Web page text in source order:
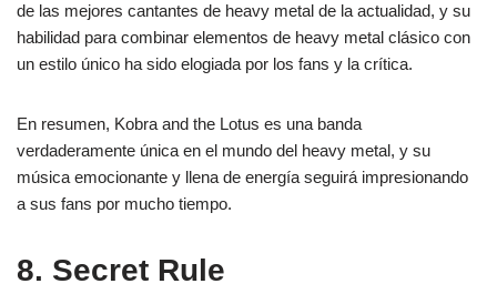
de las mejores cantantes de heavy metal de la actualidad, y su
habilidad para combinar elementos de heavy metal clásico con
un estilo único ha sido elogiada por los fans y la crítica.
En resumen, Kobra and the Lotus es una banda
verdaderamente única en el mundo del heavy metal, y su
música emocionante y llena de energía seguirá impresionando
a sus fans por mucho tiempo.
8. Secret Rule